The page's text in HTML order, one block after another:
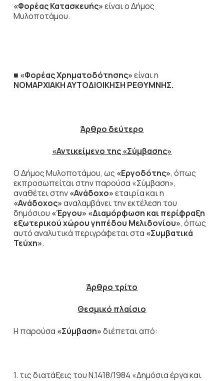
«Φορέας Κατασκευής»είναι ο Δήμος
Μυλοποτάμου.
■ «Φορέας Χρηματοδότησης»είναι η
ΝΟΜΑΡΧΙΑΚΗ ΑΥΤΟΔΙΟΙΚΗΣΗ ΡΕΘΥΜΝΗΣ.
Άρθρο δεύτερο
«Αντικείμενο της «Σύμβασης»
Ο Δήμος Μυλοποτάμου, ως «Εργοδότης», όπως
εκπροσωπείται στην παρούσα «Σύμβαση»,
αναθέτει στην«Ανάδοχο»εταιρία και η
«Ανάδοχος»αναλαμβάνει την εκτέλεση του
δημόσιου «Έργου» «Διαμόρφωση και περίφραξη
εξωτερικού χώρου γηπέδου Μελιδονίου», όπως
αυτό αναλυτικά περιγράφεται στα «Συμβατικά
Τεύχη».
Άρθρο τρίτο
Θεσμικό πλαίσιο
Η παρούσα «Σύμβαση»διέπεται από:
1. τις διατάξεις του Ν.1418/1984 «Δημόσια έργα και